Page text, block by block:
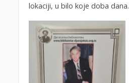
lokaciji, u bilo koje doba dana.